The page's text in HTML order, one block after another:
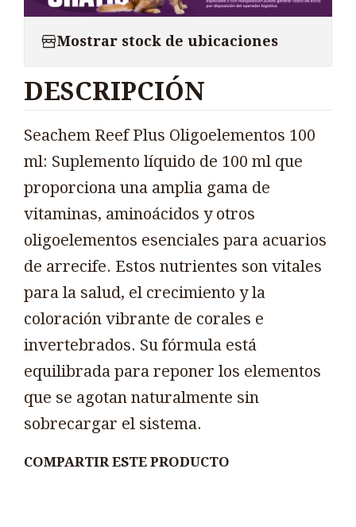
Mostrar stock de ubicaciones
DESCRIPCIÓN
Seachem Reef Plus Oligoelementos 100
ml: Suplemento líquido de 100 ml que
proporciona una amplia gama de
vitaminas, aminoácidos y otros
oligoelementos esenciales para acuarios
de arrecife. Estos nutrientes son vitales
para la salud, el crecimiento y la
coloración vibrante de corales e
invertebrados. Su fórmula está
equilibrada para reponer los elementos
que se agotan naturalmente sin
sobrecargar el sistema.
COMPARTIR ESTE PRODUCTO